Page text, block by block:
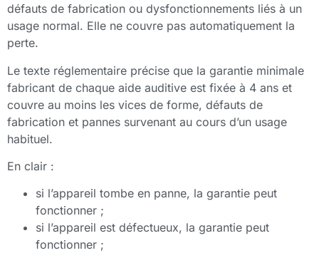
défauts de fabrication ou dysfonctionnements liés à un
usage normal. Elle ne couvre pas automatiquement la
perte.
Le texte réglementaire précise que la garantie minimale
fabricant de chaque aide auditive est fixée à 4 ans et
couvre au moins les vices de forme, défauts de
fabrication et pannes survenant au cours d’un usage
habituel.
En clair :
si l’appareil tombe en panne, la garantie peut
fonctionner ;
si l’appareil est défectueux, la garantie peut
fonctionner ;